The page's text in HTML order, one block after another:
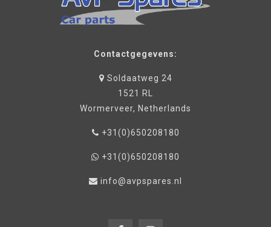
Contactgegevens:
Soldaatweg 24
1521 RL
Wormerveer, Netherlands
+31(0)650208180
+31(0)650208180
info@avpspares.nl